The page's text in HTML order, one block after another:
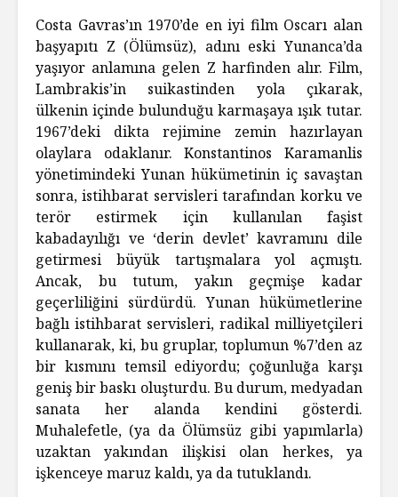
Costa Gavras’ın 1970’de en iyi film Oscarı alan
başyapıtı Z (Ölümsüz), adını eski Yunanca’da
yaşıyor anlamına gelen Z harfinden alır. Film,
Lambrakis’in suikastinden yola çıkarak,
ülkenin içinde bulunduğu karmaşaya ışık tutar.
1967’deki dikta rejimine zemin hazırlayan
olaylara odaklanır. Konstantinos Karamanlis
yönetimindeki Yunan hükümetinin iç savaştan
sonra, istihbarat servisleri tarafından korku ve
terör estirmek için kullanılan faşist
kabadayılığı ve ‘derin devlet’ kavramını dile
getirmesi büyük tartışmalara yol açmıştı.
Ancak, bu tutum, yakın geçmişe kadar
geçerliliğini sürdürdü. Yunan hükümetlerine
bağlı istihbarat servisleri, radikal milliyetçileri
kullanarak, ki, bu gruplar, toplumun %7’den az
bir kısmını temsil ediyordu; çoğunluğa karşı
geniş bir baskı oluşturdu. Bu durum, medyadan
sanata her alanda kendini gösterdi.
Muhalefetle, (ya da Ölümsüz gibi yapımlarla)
uzaktan yakından ilişkisi olan herkes, ya
işkenceye maruz kaldı, ya da tutuklandı.